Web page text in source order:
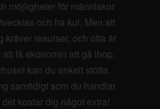
möjligheter för människor
och ha kul. Men att
kräver resurser, och ofta är
få ekonomin att gå ihop.
kan du enkelt stötta
samtidigt som du handlar
kostar dig något extra!